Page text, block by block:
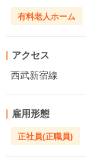
有料老人ホーム
アクセス
西武新宿線
雇用形態
正社員(正職員)